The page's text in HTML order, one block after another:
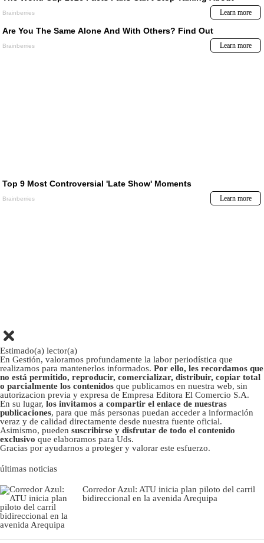
Estimado(a) lector(a)
En Gestión, valoramos profundamente la labor periodística que
realizamos para mantenerlos informados. Por ello, les recordamos que
no está permitido, reproducir, comercializar, distribuir, copiar total
o parcialmente los contenidos que publicamos en nuestra web, sin
autorizacion previa y expresa de Empresa Editora El Comercio S.A.
En su lugar, los invitamos a compartir el enlace de nuestras
publicaciones, para que más personas puedan acceder a información
veraz y de calidad directamente desde nuestra fuente oficial.
Asimismo, pueden suscribirse y disfrutar de todo el contenido
exclusivo que elaboramos para Uds.
Gracias por ayudarnos a proteger y valorar este esfuerzo.
últimas noticias
Corredor Azul: ATU inicia plan piloto del carril
bidireccional en la avenida Arequipa